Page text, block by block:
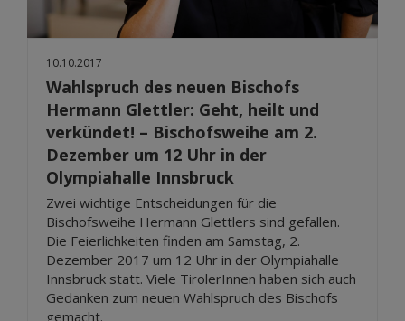
10.10.2017
Wahlspruch des neuen Bischofs
Hermann Glettler: Geht, heilt und
verkündet! – Bischofsweihe am 2.
Dezember um 12 Uhr in der
Olympiahalle Innsbruck
Zwei wichtige Entscheidungen für die
Bischofsweihe Hermann Glettlers sind gefallen.
Die Feierlichkeiten finden am Samstag, 2.
Dezember 2017 um 12 Uhr in der Olympiahalle
Innsbruck statt. Viele TirolerInnen haben sich auch
Gedanken zum neuen Wahlspruch des Bischofs
gemacht.